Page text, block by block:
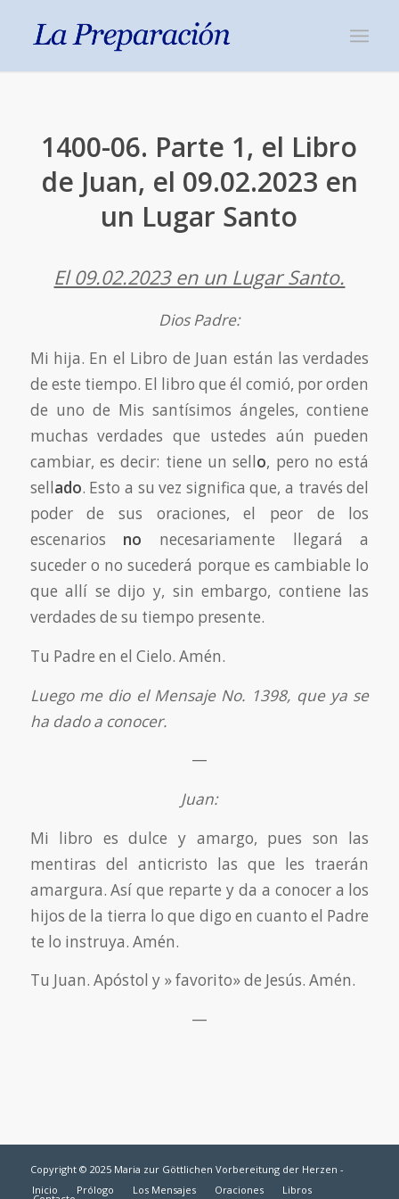
1400-06. Parte 1, el Libro
de Juan, el 09.02.2023 en
un Lugar Santo
El 09.02.2023 en un Lugar Santo.
Dios Padre:
Mi hija. En el Libro de Juan están las verdades
de este tiempo. El libro que él comió, por orden
de uno de Mis santísimos ángeles, contiene
muchas verdades que ustedes aún pueden
cambiar, es decir: tiene un sello, pero no está
sellado. Esto a su vez significa que, a través del
poder de sus oraciones, el peor de los
escenarios no necesariamente llegará a
suceder o no sucederá porque es cambiable lo
que allí se dijo y, sin embargo, contiene las
verdades de su tiempo presente.
Tu Padre en el Cielo. Amén.
Luego me dio el Mensaje No. 1398, que ya se
ha dado a conocer.
—
Juan:
Mi libro es dulce y amargo, pues son las
mentiras del anticristo las que les traerán
amargura. Así que reparte y da a conocer a los
hijos de la tierra lo que digo en cuanto el Padre
te lo instruya. Amén.
Tu Juan. Apóstol y » favorito» de Jesús. Amén.
—
Copyright © 2025 Maria zur Göttlichen Vorbereitung der Herzen -
Inicio
Prólogo Los Mensajes Oraciones Libros